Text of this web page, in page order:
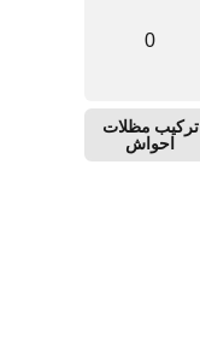
0
تركيب مظلات
احواش